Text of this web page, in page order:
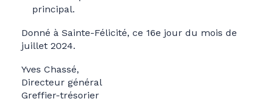
principal.
Donné à Sainte-Félicité, ce 16e jour du mois de
juillet 2024.
Yves Chassé,
Directeur général
Greffier-trésorier